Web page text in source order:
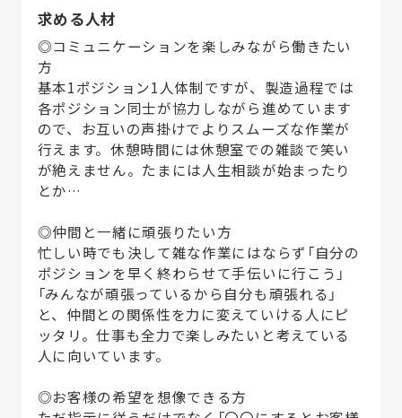
求める人材
◎コミュニケーションを楽しみながら働きたい
方
基本1ポジション1人体制ですが、製造過程では
各ポジション同士が協力しながら進めています
ので、お互いの声掛けでよりスムーズな作業が
行えます。休憩時間には休憩室での雑談で笑い
が絶えません。たまには人生相談が始まったり
とか…
◎仲間と一緒に頑張りたい方
忙しい時でも決して雑な作業にはならず「自分の
ポジションを早く終わらせて手伝いに行こう」
「みんなが頑張っているから自分も頑張れる」
と、仲間との関係性を力に変えていける人にピ
ッタリ。仕事も全力で楽しみたいと考えている
人に向いています。
◎お客様の希望を想像できる方